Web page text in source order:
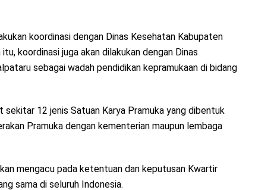
koordinasi dengan Dinas Kesehatan Kabupaten
koordinasi juga akan dilakukan dengan Dinas
sebagai wadah pendidikan kepramukaan di bidang
12 jenis Satuan Karya Pramuka yang dibentuk
Pramuka dengan kementerian maupun lembaga
mengacu pada ketentuan dan keputusan Kwartir
sama di seluruh Indonesia.